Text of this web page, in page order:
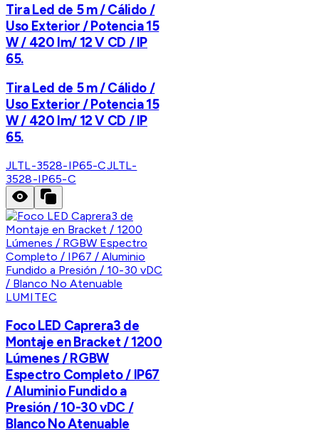
Tira Led de 5 m / Cálido /
Uso Exterior / Potencia 15
W / 420 lm/ 12 V CD / IP
65.
Tira Led de 5 m / Cálido /
Uso Exterior / Potencia 15
W / 420 lm/ 12 V CD / IP
65.
JLTL-3528-IP65-CJLTL-
3528-IP65-C
LUMITEC
Foco LED Caprera3 de
Montaje en Bracket / 1200
Lúmenes / RGBW
Espectro Completo / IP67
/ Aluminio Fundido a
Presión / 10-30 vDC /
Blanco No Atenuable